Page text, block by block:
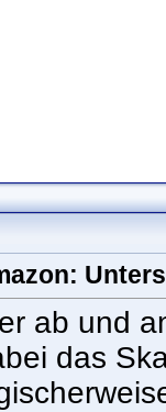
ab und
das